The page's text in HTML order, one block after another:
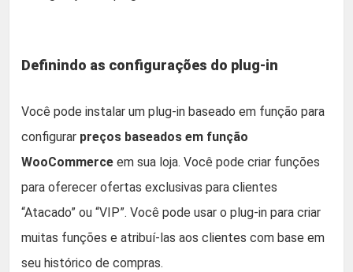
Definindo as configurações do plug-in
Você pode instalar um plug-in baseado em função para
configurar preços baseados em função
WooCommerce em sua loja. Você pode criar funções
para oferecer ofertas exclusivas para clientes
“Atacado” ou “VIP”. Você pode usar o plug-in para criar
muitas funções e atribuí-las aos clientes com base em
seu histórico de compras.